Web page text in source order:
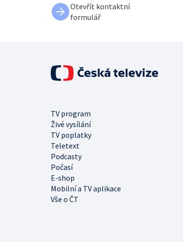
Otevřít kontaktní
formulář
TV program
Živé vysílání
TV poplatky
Teletext
Podcasty
Počasí
E-shop
Mobilní a TV aplikace
Vše o ČT